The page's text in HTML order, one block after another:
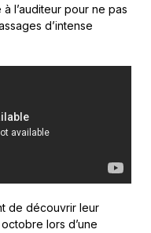
l’auditeur pour ne pas
d’intense
de découvrir leur
lors d’une